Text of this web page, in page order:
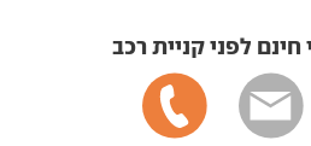
לפני קניית רכב